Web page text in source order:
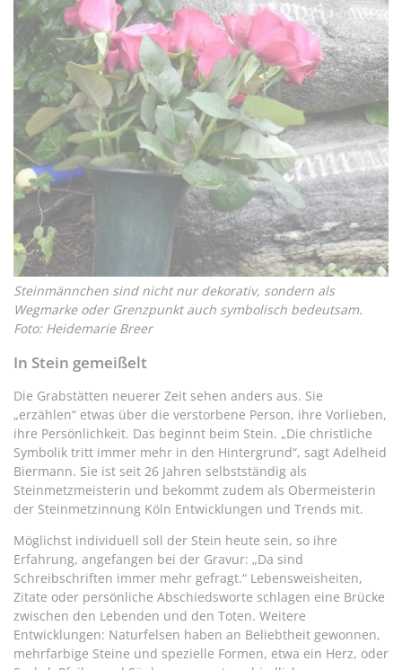
Steinmännchen sind nicht nur dekorativ, sondern als
Wegmarke oder Grenzpunkt auch symbolisch bedeutsam.
Foto: Heidemarie Breer
In Stein gemeißelt
Die Grabstätten neuerer Zeit sehen anders aus. Sie
„erzählen“ etwas über die verstorbene Person, ihre Vorlieben,
ihre Persönlichkeit. Das beginnt beim Stein. „Die christliche
Symbolik tritt immer mehr in den Hintergrund“, sagt Adelheid
Biermann. Sie ist seit 26 Jahren selbstständig als
Steinmetzmeisterin und bekommt zudem als Obermeisterin
der Steinmetzinnung Köln Entwicklungen und Trends mit.
Möglichst individuell soll der Stein heute sein, so ihre
Erfahrung, angefangen bei der Gravur: „Da sind
Schreibschriften immer mehr gefragt.“ Lebensweisheiten,
Zitate oder persönliche Abschiedsworte schlagen eine Brücke
zwischen den Lebenden und den Toten. Weitere
Entwicklungen: Naturfelsen haben an Beliebtheit gewonnen,
mehrfarbige Steine und spezielle Formen, etwa ein Herz, oder